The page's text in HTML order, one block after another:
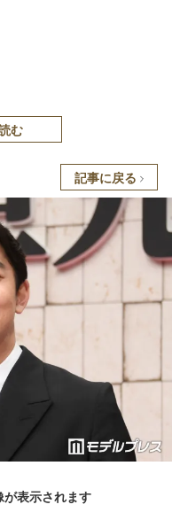
む
記事に戻る
表示されます